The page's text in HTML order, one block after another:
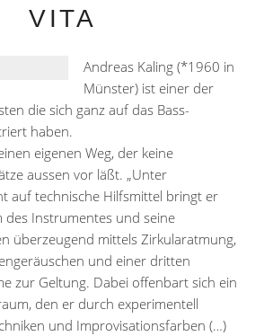
VITA
Andreas Kaling (*1960 in
Münster) ist einer der
die sich ganz auf das Bass-
haben.
eigenen Weg, der keine
aussen vor läßt. „Unter
auf technische Hilfsmittel bringt er
des Instrumentes und seine
überzeugend mittels Zirkularatmung,
und einer dritten
zur Geltung. Dabei offenbart sich ein
den er durch experimentell
und Improvisationsfarben (…)